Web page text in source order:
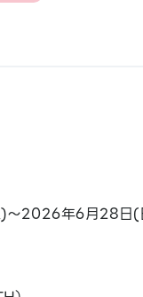
2026年6月28日(